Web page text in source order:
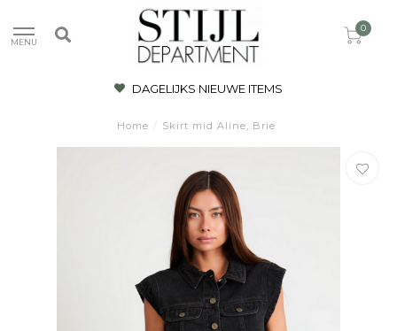
MENU
0
DAGELIJKS NIEUWE ITEMS
Home / Skirt mid Aline, Brie